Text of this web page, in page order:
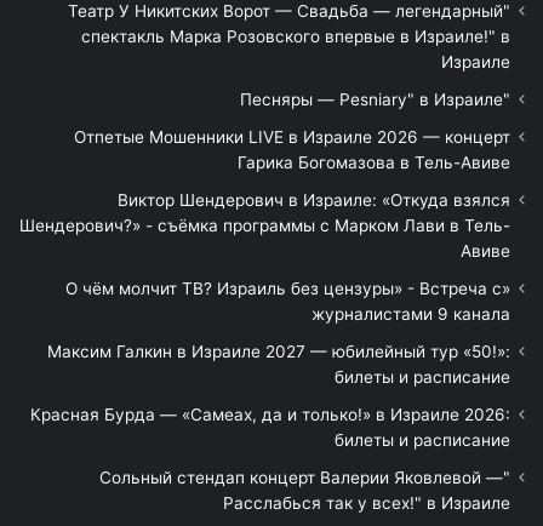
"Театр У Никитских Ворот — Свадьба — легендарный
спектакль Марка Розовского впервые в Израиле!" в
Израиле
"Песняры — Pesniary" в Израиле
Отпетые Мошенники LIVE в Израиле 2026 — концерт
Гарика Богомазова в Тель-Авиве
Виктор Шендерович в Израиле: «Откуда взялся
Шендерович?» - съёмка программы с Марком Лави в Тель-
Авиве
«О чём молчит ТВ? Израиль без цензуры» - Встреча с
журналистами 9 канала
Максим Галкин в Израиле 2027 — юбилейный тур «50!»:
билеты и расписание
Красная Бурда — «Самеах, да и только!» в Израиле 2026:
билеты и расписание
"Сольный стендап концерт Валерии Яковлевой —
Расслабься так у всех!" в Израиле